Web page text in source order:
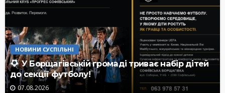
НОВИНИ СУСПІЛЬНІ
У Борщагівській громаді триває набір дітей
до секції футболу!
07.08.2026